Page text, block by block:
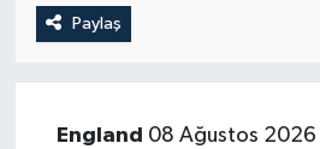
Paylaş
England 08 Ağustos 2026